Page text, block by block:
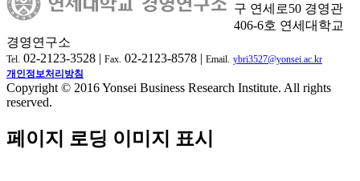
구 연세로50 경영관
406-6호 연세대학교
경영연구소
Tel. 02-2123-3528 | Fax. 02-2123-8578 | Email. ybri3527@yonsei.ac.kr
개인정보처리방침
Copyright © 2016 Yonsei Business Research Institute. All rights
reserved.
페이지 로딩 이미지 표시